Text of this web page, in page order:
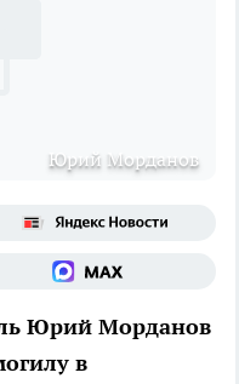
Юрий Морданов
Юрий Морданов
в